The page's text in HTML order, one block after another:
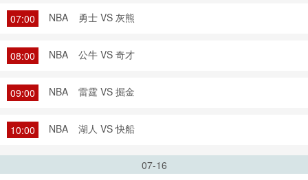
07:00 NBA 勇士 VS 灰熊
08:00 NBA 公牛 VS 奇才
09:00 NBA 雷霆 VS 掘金
10:00 NBA 湖人 VS 快船
07-16